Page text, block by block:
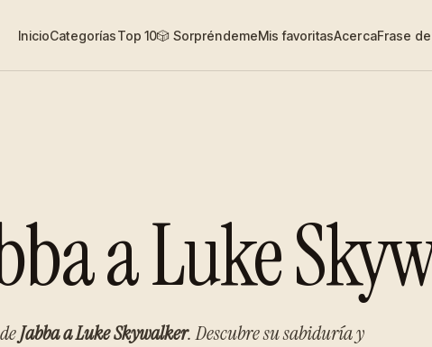
InicioCategoríasTop 10🎲 SorpréndemeMis favoritasAcercaFrase
a Luke
Jabba a Luke Skywalker. Descubre su sabiduría y